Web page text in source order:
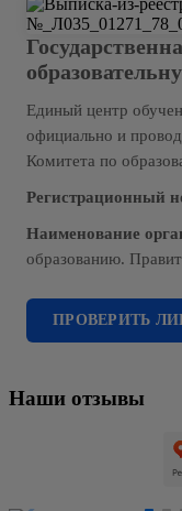
Единый центр
официально и
Комитета по
Регистрационный
Наименование
образованию.
ПРОВЕРИТЬ
Наши отзывы